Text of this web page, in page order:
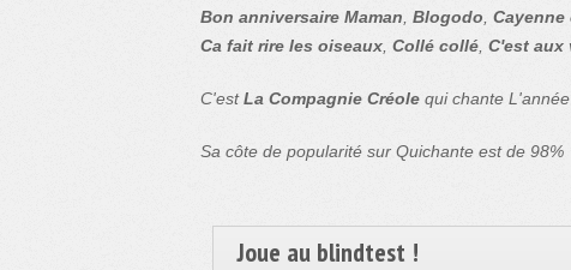
Bon anniversaire Maman Blogodo Cayenne
Ca fait rire les oiseaux Collé collé C'est aux
C'estLa Compagnie Créole qui chante
Sa côte de popularité sur Quichante est de 98%
Joue au blindtest !